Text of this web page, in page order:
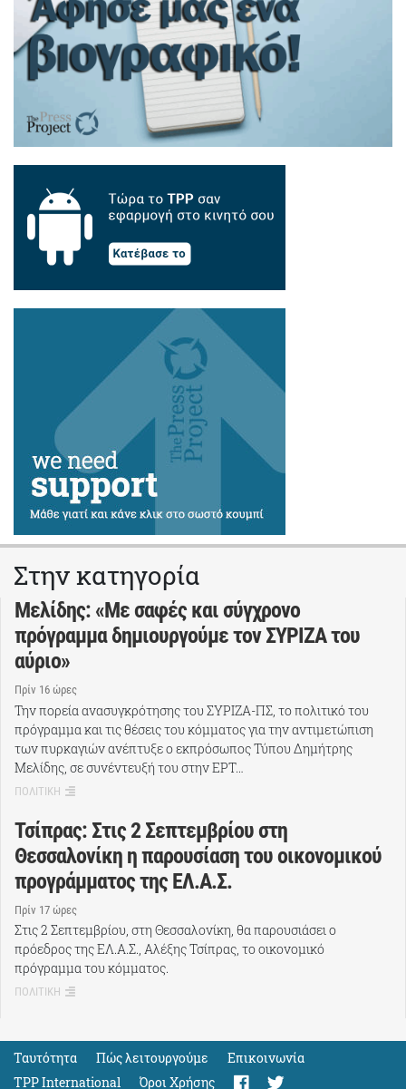
Στην κατηγορία
Μελίδης: «Με σαφές και σύγχρονο
πρόγραμμα δημιουργούμε τον ΣΥΡΙΖΑ του
αύριο»
Πρίν 16 ώρες
Την πορεία ανασυγκρότησης του ΣΥΡΙΖΑ-ΠΣ, το πολιτικό του
πρόγραμμα και τις θέσεις του κόμματος για την αντιμετώπιση
των πυρκαγιών ανέπτυξε ο εκπρόσωπος Τύπου Δημήτρης
Μελίδης, σε συνέντευξή του στην ΕΡΤ…
ΠΟΛΙΤΙΚΗ
Τσίπρας: Στις 2 Σεπτεμβρίου στη
Θεσσαλονίκη η παρουσίαση του οικονομικού
προγράμματος της ΕΛ.Α.Σ.
Πρίν 17 ώρες
Στις 2 Σεπτεμβρίου, στη Θεσσαλονίκη, θα παρουσιάσει ο
πρόεδρος της ΕΛ.Α.Σ., Αλέξης Τσίπρας, το οικονομικό
πρόγραμμα του κόμματος.
ΠΟΛΙΤΙΚΗ
Ταυτότητα Πώς λειτουργούμε
Eπικοινωνία
TPP International
Όροι Χρήσης